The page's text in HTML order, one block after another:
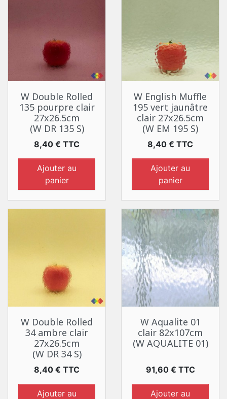
W Double Rolled
135 pourpre clair
27x26.5cm
(W DR 135 S)
Prix
8,40 € TTC
Ajouter au
panier
W English Muffle
195 vert jaunâtre
clair 27x26.5cm
(W EM 195 S)
Prix
8,40 € TTC
Ajouter au
panier
W Double Rolled
34 ambre clair
27x26.5cm
(W DR 34 S)
Prix
8,40 € TTC
Ajouter au
W Aqualite 01
clair 82x107cm
(W AQUALITE 01)
Prix
91,60 € TTC
Ajouter au